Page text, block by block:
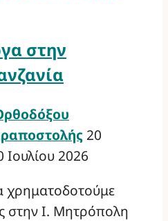
στην
20
Ιουλίου 2026
χρηματοδοτούμε
στην Ι. Μητρόπολη